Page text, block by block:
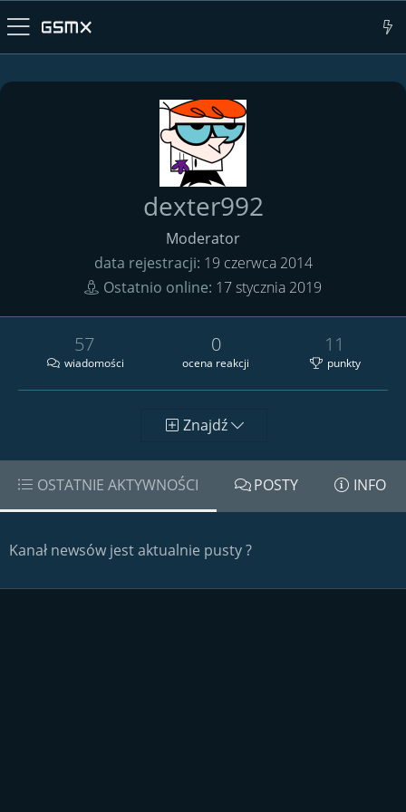
dexter992
Moderator
data rejestracji 19 czerwca 2014
Ostatnio online 17 stycznia 2019
wiadomości
57
ocena reakcji
0
punkty
11
Znajdź
OSTATNIE AKTYWNOŚCI POSTY INFO
Kanał newsów jest aktualnie pusty ?